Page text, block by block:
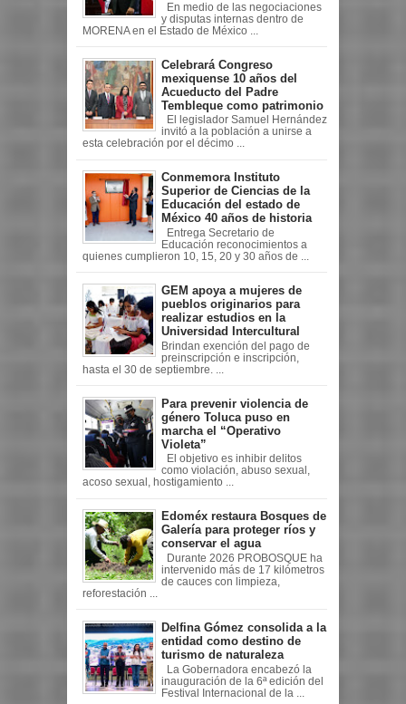
En medio de las negociaciones
y disputas internas dentro de
MORENA en el Estado de México ...
Celebrará Congreso
mexiquense 10 años del
Acueducto del Padre
Tembleque como patrimonio
El legislador Samuel Hernández
invitó a la población a unirse a
esta celebración por el décimo ...
Conmemora Instituto
Superior de Ciencias de la
Educación del estado de
México 40 años de historia
Entrega Secretario de
Educación reconocimientos a
quienes cumplieron 10, 15, 20 y 30 años de ...
GEM apoya a mujeres de
pueblos originarios para
realizar estudios en la
Universidad Intercultural
Brindan exención del pago de
preinscripción e inscripción,
hasta el 30 de septiembre. ...
Para prevenir violencia de
género Toluca puso en
marcha el “Operativo
Violeta”
El objetivo es inhibir delitos
como violación, abuso sexual,
acoso sexual, hostigamiento ...
Edoméx restaura Bosques de
Galería para proteger ríos y
conservar el agua
Durante 2026 PROBOSQUE ha
intervenido más de 17 kilómetros
de cauces con limpieza,
reforestación ...
Delfina Gómez consolida a la
entidad como destino de
turismo de naturaleza
La Gobernadora encabezó la
inauguración de la 6ª edición del
Festival Internacional de la ...